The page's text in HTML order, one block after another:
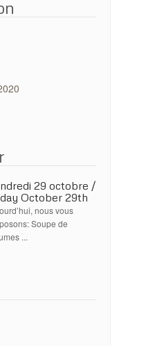
29 octobre /
October 29th
nous vous
Soupe de
...